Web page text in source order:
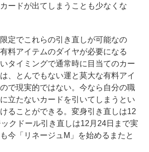
ードが出てしまうことも少なくな
定でこれらの引き直しが可能なの
料アイテムのダイヤが必要になる
タイミングで通常時に目当てのカー
、とんでもない運と莫大な有料アイ
で現実的ではない。今なら自分の職
立たないカードを引いてしまうとい
ることができる。変身引き直しは12
クドール引き直しは12月24日まで実
今「リネージュM」を始めるまたと